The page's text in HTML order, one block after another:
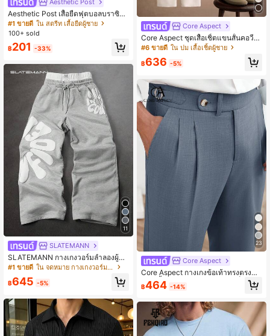
Aesthetic Post
Aesthetic Post เสื้อยืดฟุตบอลบราซิลวิ
นเทจสีเหลือง,ฤดูร้อน,สตรีทแวร์,วันหยุ
ด,พิมพ์หมายเลข 10 อเมริกันบราซิล เสื้
ญิง,ใหม่,ฟุตบอล
#1 ขายดี ใน สตรีท เสื้อยืดผู้ชาย
100+ sold
฿201 -33%
11
SLATEMANN
SLATEMANN กางเกงวอร์มลำลองผู้ชา
ยพิมพ์ลายตัวอักษร ทรงหลวม เอวยางยื
#1 ขายดี ใน จดหมาย กางเกงวอร์มผู้ชาย
฿645 -5%
Core Aspect
Core Aspect ชุดเสื้อเชิ้ตแขนสั้นคอวีผ้
าทอและกางเกงผ้าลินินสำหรับผู้ชาย สไ
ตล์สบายๆ ฤดูร้อน Old Money ชุดแต่ง
ตัวที่สบาย...
#6 ขายดี ใน ปม เสื้อเชิ้ตผู้ชาย
฿636 -5%
23
Core Aspect
Core Aspect กางเกงข้อเท้าทรงตรงลำ
ลองสีพื้นสำหรับผู้ชาย ไม่มีห่วงเข็มขัด
฿464 -14%